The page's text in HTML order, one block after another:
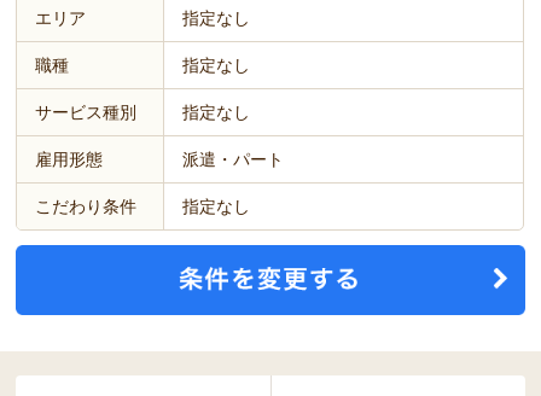
エリア 指定なし
職種 指定なし
サービス種別 指定なし
雇用形態 派遣・パート
こだわり条件 指定なし